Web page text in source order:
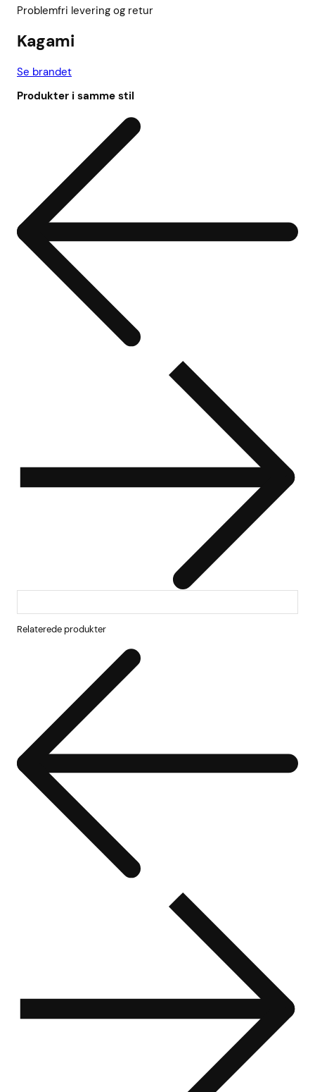
Problemfri levering og retur
Kagami
Se brandet
Produkter i samme stil
Relaterede produkter